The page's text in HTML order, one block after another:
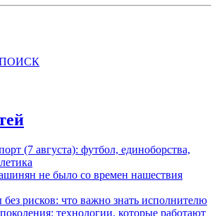
(7 августа): футбол, единоборства,
не было со времен нашествия
без рисков: что важно знать исполнителю
технологии, которые работают